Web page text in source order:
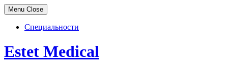
Menu Close
Специальности
Skip
to
Estet Medical